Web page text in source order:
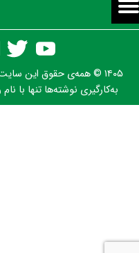
۱۴۰۵ © همه‌ی حقوق این
به‌کارگیری نوشته‌ها تنها با